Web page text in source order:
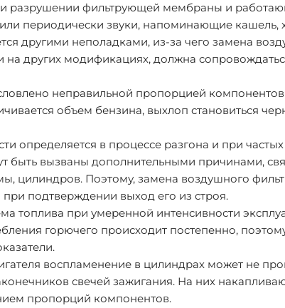
и разрушении фильтрующей мембраны и
или периодически звуки, напоминающие кашель,
другими неполадками, из-за чего замена
на других модификациях, должна
неправильной пропорцией
объем бензина, выхлоп становиться
определяется в процессе разгона и при
быть вызваны дополнительными причинами,
цилиндров. Поэтому, замена воздушного
при подтверждении выход его из строя.
топлива при умеренной интенсивности
горючего происходит постепенно,
воспламенение в цилиндрах может не
свечей зажигания. На них
пропорций компонентов.